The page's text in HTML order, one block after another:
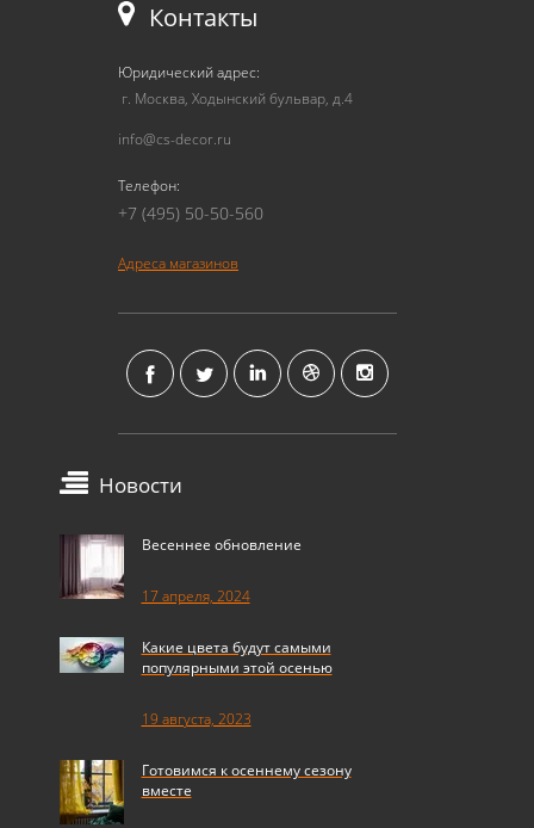
Контакты
Юридический адрес:
г. Москва, Ходынский бульвар, д.4
info@cs-decor.ru
Телефон:
+7 (495) 50-50-560
Адреса магазинов
Новости
Весеннее обновление
17 апреля, 2024
Какие цвета будут самыми
популярными этой осенью
19 августа, 2023
Готовимся к осеннему сезону
вместе